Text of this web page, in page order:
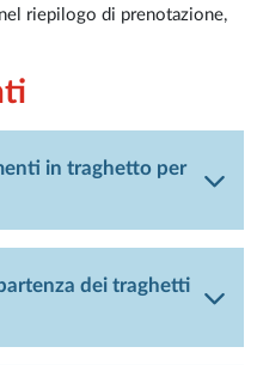
riepilogo di prenotazione,
in traghetto per
dei traghetti